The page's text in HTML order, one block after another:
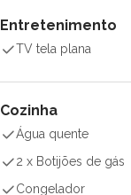
Entretenimento
TV tela plana
Cozinha
Água quente
2 x Botijões de gás
Congelador